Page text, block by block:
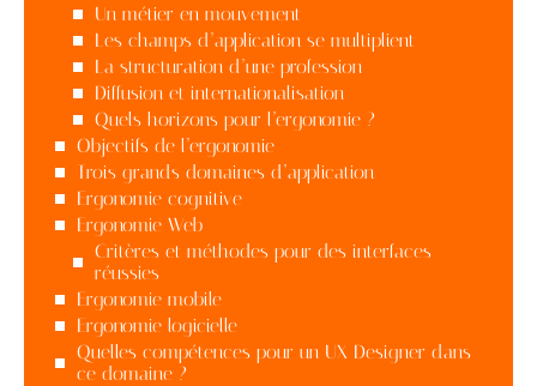
Un métier en mouvement
Les champs d’application se multiplient
La structuration d’une profession
Diffusion et internationalisation
Quels horizons pour l’ergonomie ?
Objectifs de l’ergonomie
Trois grands domaines d’application
Ergonomie cognitive
Ergonomie Web
Critères et méthodes pour des interfaces
réussies
Ergonomie mobile
Ergonomie logicielle
Quelles compétences pour un UX Designer dans
ce domaine ?